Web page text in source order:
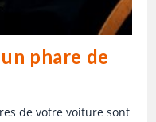
phare de
de votre voiture sont